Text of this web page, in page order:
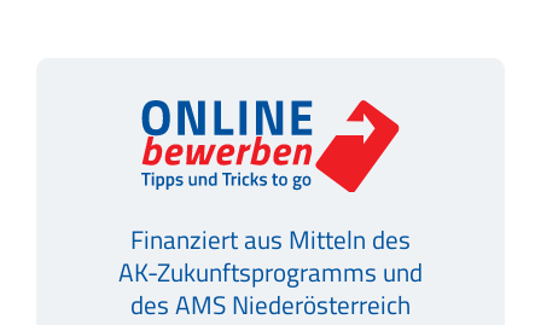
Finanziert aus Mitteln des
AK-Zukunftsprogramms und
des AMS Niederösterreich